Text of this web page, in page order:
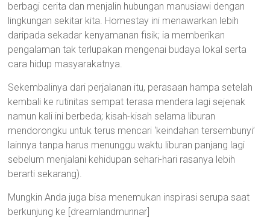
berbagi cerita dan menjalin hubungan manusiawi dengan
lingkungan sekitar kita. Homestay ini menawarkan lebih
daripada sekadar kenyamanan fisik; ia memberikan
pengalaman tak terlupakan mengenai budaya lokal serta
cara hidup masyarakatnya.
Sekembalinya dari perjalanan itu, perasaan hampa setelah
kembali ke rutinitas sempat terasa mendera lagi sejenak
namun kali ini berbeda; kisah-kisah selama liburan
mendorongku untuk terus mencari ‘keindahan tersembunyi’
lainnya tanpa harus menunggu waktu liburan panjang lagi
sebelum menjalani kehidupan sehari-hari rasanya lebih
berarti sekarang).
Mungkin Anda juga bisa menemukan inspirasi serupa saat
berkunjung ke [dreamlandmunnar]